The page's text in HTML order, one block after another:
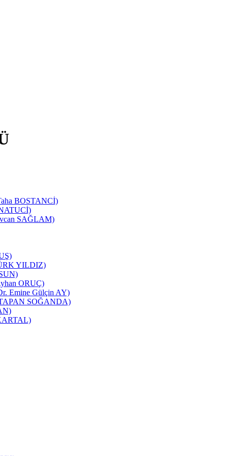
BOSTANCİ)
SAĞLAM)
YILDIZ)
ORUÇ)
Emine Gülçin AY)
TAPAN SOĞANDA)